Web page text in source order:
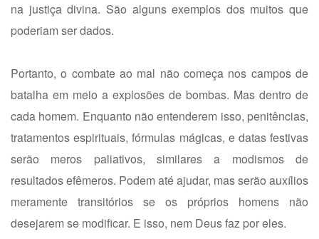
na justiça divina. São alguns exemplos dos muitos que
poderiam ser dados.
Portanto, o combate ao mal não começa nos campos de
batalha em meio a explosões de bombas. Mas dentro de
cada homem. Enquanto não entenderem isso, penitências,
tratamentos espirituais, fórmulas mágicas, e datas festivas
serão meros paliativos, similares a modismos de
resultados efêmeros. Podem até ajudar, mas serão auxílios
meramente transitórios se os próprios homens não
desejarem se modificar. E isso, nem Deus faz por eles.